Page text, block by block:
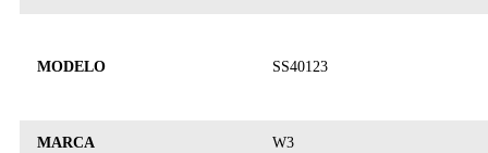
MODELO SS40123
MARCA W3